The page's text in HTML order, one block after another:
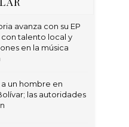
avanza con su EP
con talento local y
en la música
a un hombre en
las autoridades